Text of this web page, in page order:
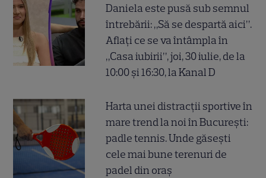
Daniela este pusă sub semnul
întrebării: „Să se despartă aici”.
Aflați ce se va întâmpla în
„Casa iubirii”, joi, 30 iulie, de la
10:00 și 16:30, la Kanal D
Harta unei distracții sportive în
mare trend la noi în București:
padle tennis. Unde găsești
cele mai bune terenuri de
padel din oraș